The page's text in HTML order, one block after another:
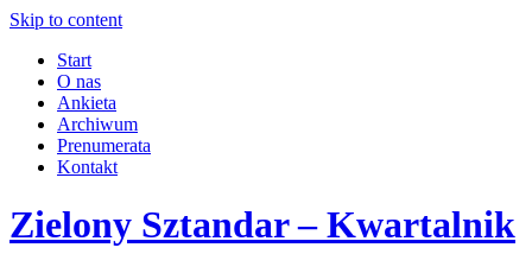
Skip to content
Start
O nas
Ankieta
Archiwum
Prenumerata
Kontakt
Zielony Sztandar – Kwartalnik